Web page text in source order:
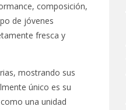
composición,
de jóvenes
fresca y
mostrando sus
único es su
una unidad